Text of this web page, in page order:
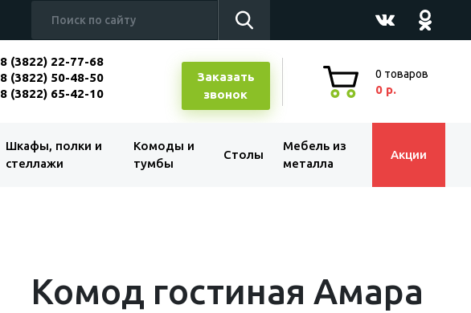
8 (3822) 22-77-68
8 (3822) 50-48-50
8 (3822) 65-42-10
Заказать
звонок
0 товаров
0 р.
Шкафы, полки и
стеллажи
Комоды и
тумбы
Столы
Мебель из
металла
Акции
Комод гостиная Амара